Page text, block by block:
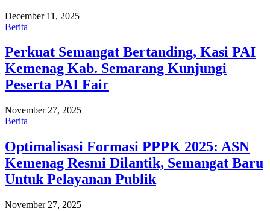
December 11, 2025
Berita
Perkuat Semangat Bertanding, Kasi PAI
Kemenag Kab. Semarang Kunjungi
Peserta PAI Fair
November 27, 2025
Berita
Optimalisasi Formasi PPPK 2025: ASN
Kemenag Resmi Dilantik, Semangat Baru
Untuk Pelayanan Publik
November 27, 2025